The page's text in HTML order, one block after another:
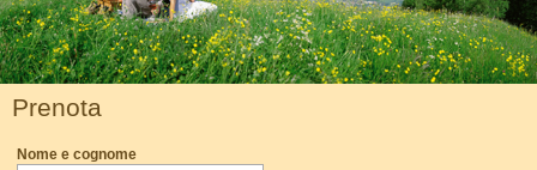
Prenota
Nome e cognome